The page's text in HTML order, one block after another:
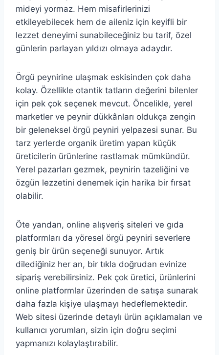
mideyi yormaz. Hem misafirlerinizi
etkileyebilecek hem de aileniz için keyifli bir
lezzet deneyimi sunabileceğiniz bu tarif, özel
günlerin parlayan yıldızı olmaya adaydır.
Örgü peynirine ulaşmak eskisinden çok daha
kolay. Özellikle otantik tatların değerini bilenler
için pek çok seçenek mevcut. Öncelikle, yerel
marketler ve peynir dükkânları oldukça zengin
bir geleneksel örgü peyniri yelpazesi sunar. Bu
tarz yerlerde organik üretim yapan küçük
üreticilerin ürünlerine rastlamak mümkündür.
Yerel pazarları gezmek, peynirin tazeliğini ve
özgün lezzetini denemek için harika bir fırsat
olabilir.
Öte yandan, online alışveriş siteleri ve gıda
platformları da yöresel örgü peyniri severlere
geniş bir ürün seçeneği sunuyor. Artık
dilediğiniz her an, bir tıkla doğrudan evinize
sipariş verebilirsiniz. Pek çok üretici, ürünlerini
online platformlar üzerinden de satışa sunarak
daha fazla kişiye ulaşmayı hedeflemektedir.
Web sitesi üzerinde detaylı ürün açıklamaları ve
kullanıcı yorumları, sizin için doğru seçimi
yapmanızı kolaylaştırabilir.